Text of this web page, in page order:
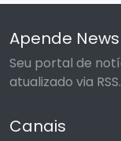
Apende News
Seu portal de
atualizado via RSS.
Canais